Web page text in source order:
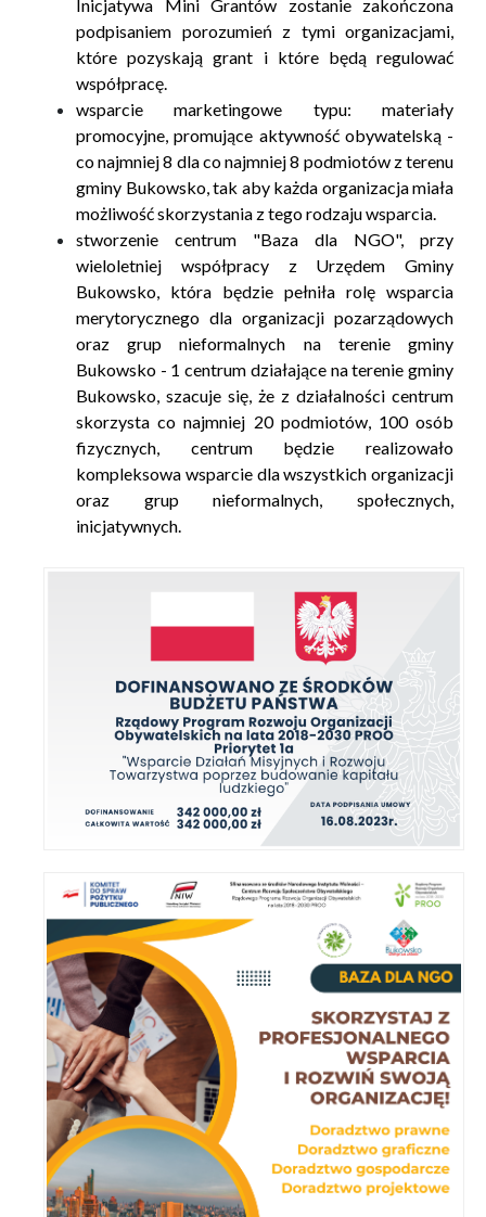
Inicjatywa Mini Grantów zostanie zakończona
podpisaniem porozumień z tymi organizacjami,
które pozyskają grant i które będą regulować
współpracę.
wsparcie marketingowe typu: materiały
promocyjne, promujące aktywność obywatelską -
co najmniej 8 dla co najmniej 8 podmiotów z terenu
gminy Bukowsko, tak aby każda organizacja miała
możliwość skorzystania z tego rodzaju wsparcia.
stworzenie centrum "Baza dla NGO", przy
wieloletniej współpracy z Urzędem Gminy
Bukowsko, która będzie pełniła rolę wsparcia
merytorycznego dla organizacji pozarządowych
oraz grup nieformalnych na terenie gminy
Bukowsko - 1 centrum działające na terenie gminy
Bukowsko, szacuje się, że z działalności centrum
skorzysta co najmniej 20 podmiotów, 100 osób
fizycznych, centrum będzie realizowało
kompleksowa wsparcie dla wszystkich organizacji
oraz grup nieformalnych,
społecznych,
inicjatywnych.